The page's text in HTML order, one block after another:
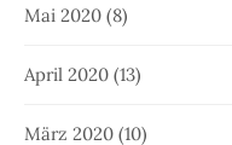
Mai 2020 (8)
April 2020 (13)
März 2020 (10)